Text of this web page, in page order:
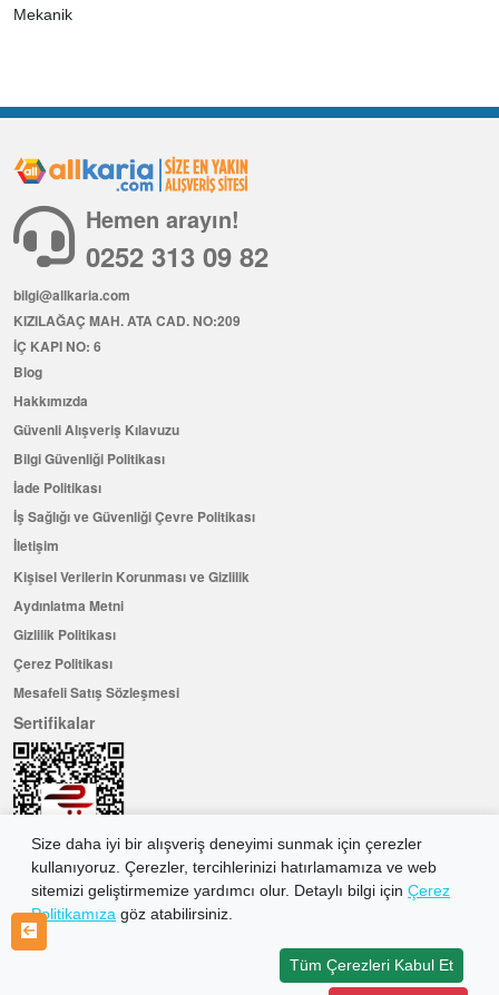
Mekanik
Size daha iyi bir alışveriş deneyimi sunmak için çerezler
kullanıyoruz. Çerezler, tercihlerinizi hatırlamamıza ve web
sitemizi geliştirmemize yardımcı olur. Detaylı bilgi için Çerez
Politikamıza göz atabilirsiniz.
Tüm Çerezleri Kabul Et
Hemen arayın!
0252 313 09 82
bilgi@allkaria.com
KIZILAĞAÇ MAH. ATA CAD. NO:209
İÇ KAPI NO: 6
Blog
Hakkımızda
Güvenli Alışveriş Kılavuzu
Bilgi Güvenliği Politikası
İade Politikası
İş Sağlığı ve Güvenliği Çevre Politikası
İletişim
Kişisel Verilerin Korunması ve Gizlilik
Aydınlatma Metni
Gizlilik Politikası
Çerez Politikası
Mesafeli Satış Sözleşmesi
Sertifikalar
Hemen Üye Olun ...ve 100 ₺ değerinde indirim kuponu kazanın